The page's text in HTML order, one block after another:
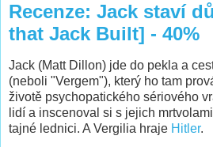
Recenze: Jack staví
that Jack Built] - 40%
Jack (Matt Dillon) jde do pekla a
(neboli "Vergem"), který ho tam
životě psychopatického sériového
lidí a inscenoval si s jejich
tajné lednici. A Vergilia hraje Hitler.